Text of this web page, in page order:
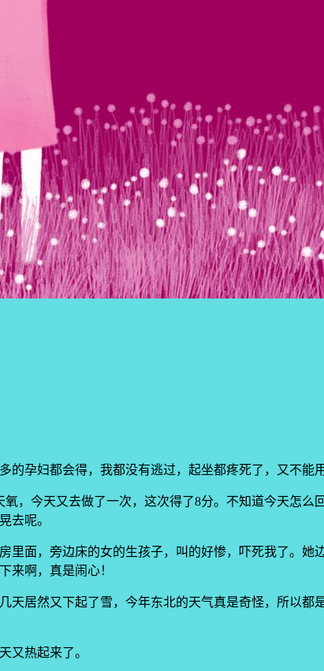
孕妇都会得，我都没有逃过，起坐都疼死了，又不能
，今天又去做了一次，这次得了8分。不知道今天怎
去呢。
里面，旁边床的女的生孩子，叫的好惨，吓死我了。
来啊，真是闹心！
天居然又下起了雪，今年东北的天气真是奇怪，所以
又热起来了。